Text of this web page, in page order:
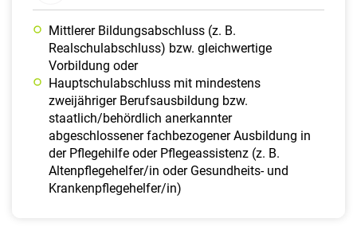
Mittlerer Bildungsabschluss (z. B.
Realschulabschluss) bzw. gleichwertige
Vorbildung oder
Hauptschulabschluss mit mindestens
zweijähriger Berufsausbildung bzw.
staatlich/behördlich anerkannter
abgeschlossener fachbezogener Ausbildung in
der Pflegehilfe oder Pflegeassistenz (z. B.
Altenpflegehelfer/in oder Gesundheits- und
Krankenpflegehelfer/in)